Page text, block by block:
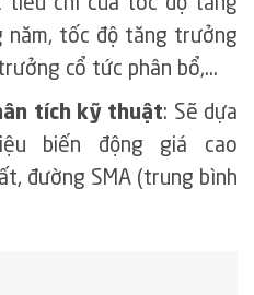
tiêu chí của tốc độ tăng
năm, tốc độ tăng trưởng
cổ tức phân bổ,…
tích kỹ thuật: Sẽ dựa
biến động giá cao
đường SMA (trung bình